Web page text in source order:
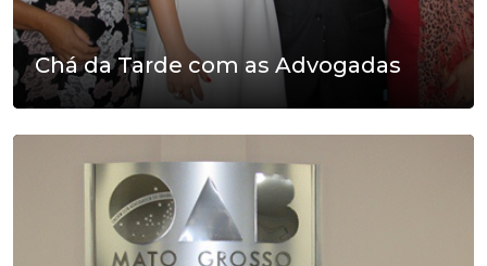
Chá da Tarde com as Advogadas